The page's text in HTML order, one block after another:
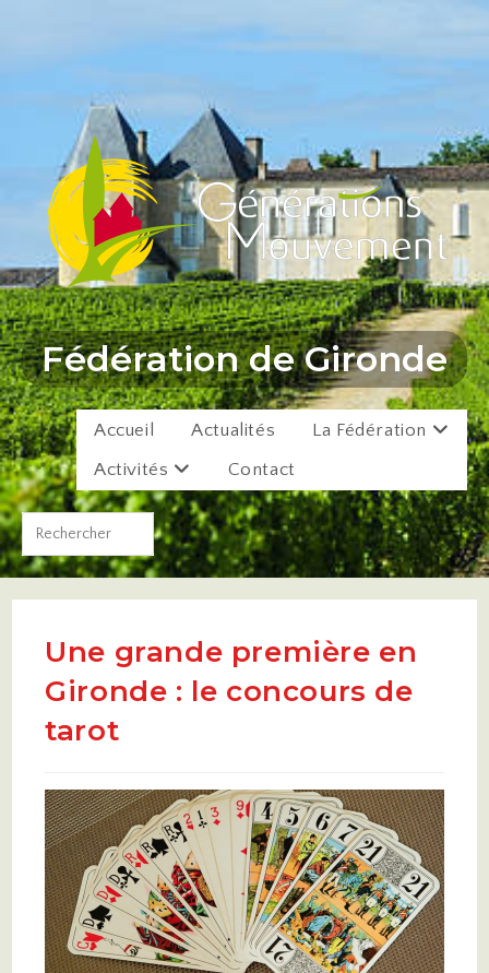
Fédération de Gironde
Accueil Actualités
La Fédération
Activités
Contact
Une grande première en
Gironde : le concours de
tarot